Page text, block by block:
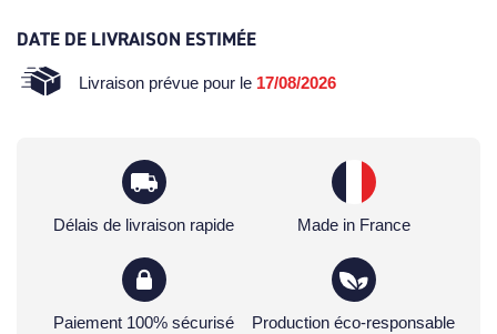
DATE DE LIVRAISON ESTIMÉE
Livraison prévue pour le 17/08/2026
Délais de livraison rapide Made in France
Paiement 100% sécurisé Production éco-responsable